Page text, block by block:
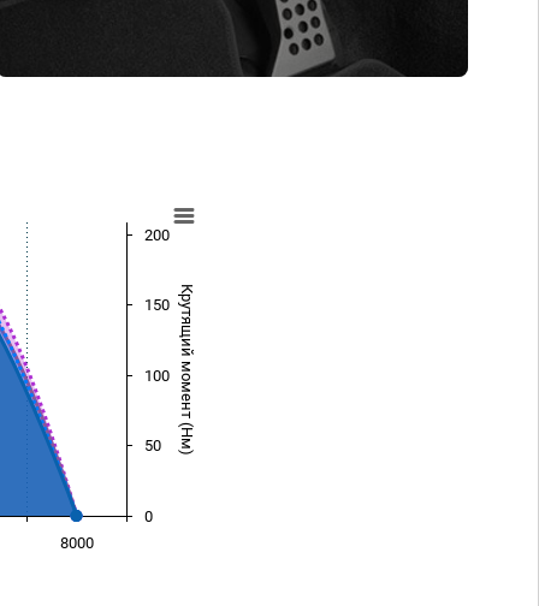
Крутящий момент (Нм)
8000
0
50
100
150
200